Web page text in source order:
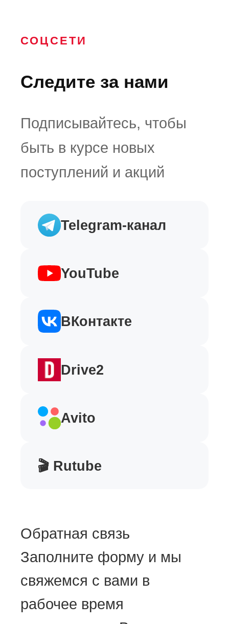
СОЦСЕТИ
Следите за нами
Подписывайтесь, чтобы
быть в курсе новых
поступлений и акций
Telegram-канал
YouTube
ВКонтакте
Drive2
Avito
🎬 Rutube
Обратная связь
Заполните форму и мы
свяжемся с вами в
рабочее время